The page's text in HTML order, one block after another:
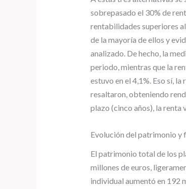
sobrepasado el 30% de
rentabilidades superiores
de la mayoría de ellos y
analizado. De hecho, la
periodo, mientras que la
estuvo en el 4,1%. Eso sí,
resaltaron, obteniendo
plazo (cinco años), la renta
Evolución del patrimonio y
El patrimonio total de los
millones de euros,
individual aumentó en 192